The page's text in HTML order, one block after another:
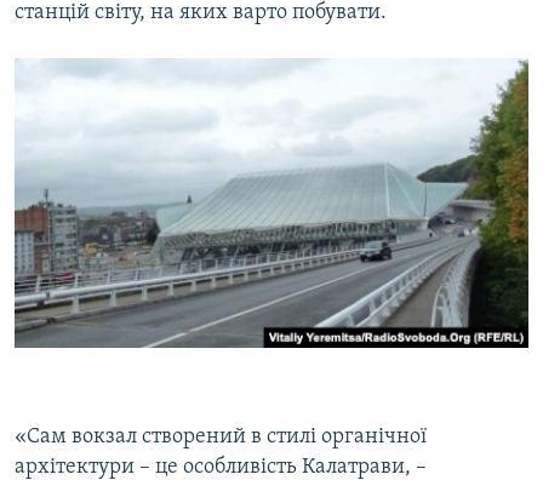
станцій світу, на яких варто побувати.
«Сам вокзал створений в стилі органічної
архітектури – це особливість Калатрави, –